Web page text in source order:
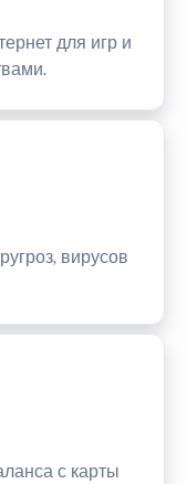
для игр и
вирусов
с карты